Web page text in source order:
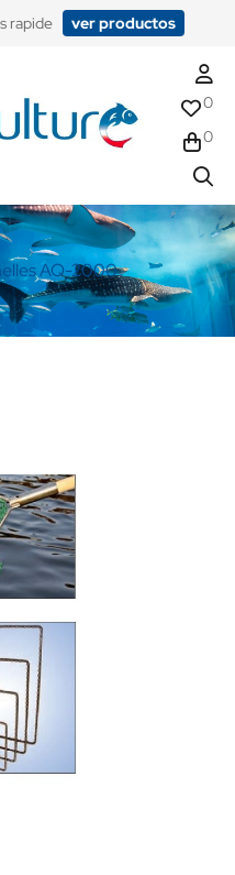
rapide ver productos
0
0
AQ-2000